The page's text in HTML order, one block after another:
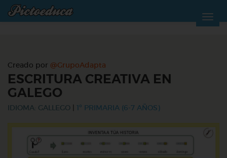
Creado por @GrupoAdapta
ESCRITURA CREATIVA EN
GALEGO
IDIOMA: GALLEGO 1º PRIMARIA (6-7 AÑOS)